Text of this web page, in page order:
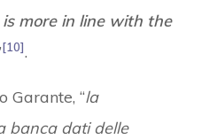
more in line with the
[10].
Garante, “la
banca dati delle